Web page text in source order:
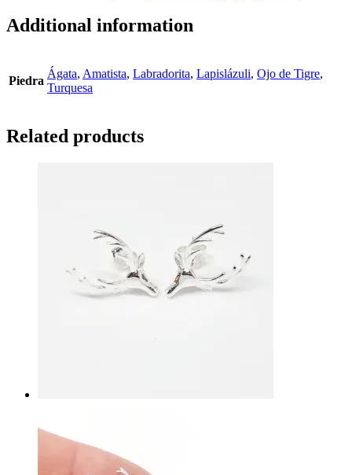
Additional information
Piedra
Ágata, Amatista, Labradorita, Lapislázuli, Ojo de Tigre,
Turquesa
Related products